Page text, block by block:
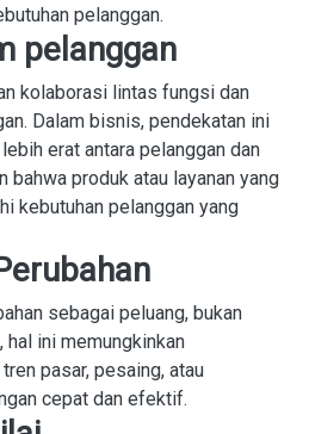
pelanggan.
pelanggan
kolaborasi lintas fungsi dan
Dalam bisnis, pendekatan ini
erat antara pelanggan dan
bahwa produk atau layanan yang
kebutuhan pelanggan yang
sebagai peluang, bukan
hal ini memungkinkan
pasar, pesaing, atau
cepat dan efektif.